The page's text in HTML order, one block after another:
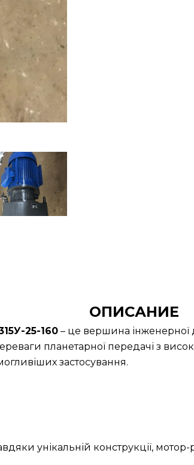
ОПИСАНИЕ
25-160– це вершина інженерної
планетарної передачі з
застосування.
унікальній конструкції,